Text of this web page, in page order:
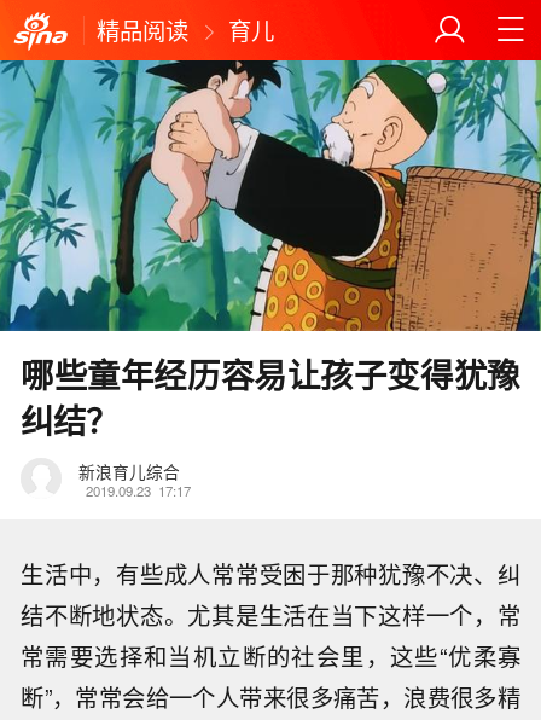
精品阅读 育儿
哪些童年经历容易让孩子变得犹豫
纠结？
新浪育儿综合
2019.09.23 17:17
生活中，有些成人常常受困于那种犹豫不决、纠
结不断地状态。尤其是生活在当下这样一个，常
常需要选择和当机立断的社会里，这些“优柔寡
断”，常常会给一个人带来很多痛苦，浪费很多精